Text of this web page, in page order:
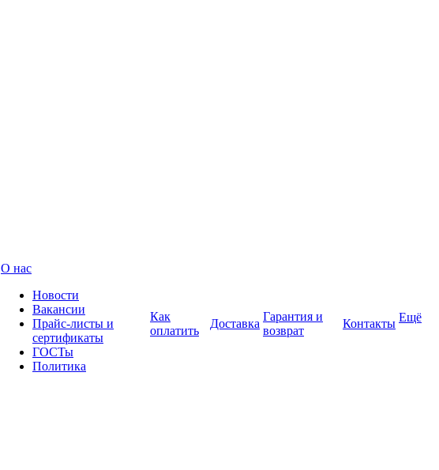
О нас
Новости
Вакансии
Прайс-листы и
сертификаты
ГОСТы
Политика
Как
оплатить
Доставка
Гарантия и
возврат
Контакты Ещё